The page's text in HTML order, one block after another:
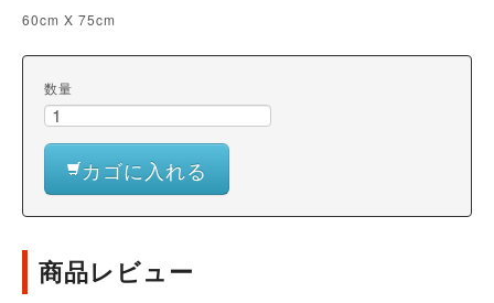
60cm X 75cm
数量
カゴに入れる
商品レビュー